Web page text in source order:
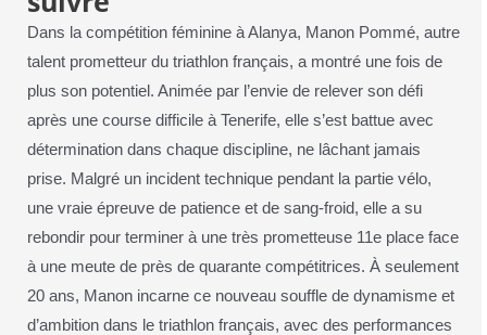
Dans la compétition féminine à Alanya, Manon Pommé, autre
talent prometteur du triathlon français, a montré une fois de
plus son potentiel. Animée par l’envie de relever son défi
après une course difficile à Tenerife, elle s’est battue avec
détermination dans chaque discipline, ne lâchant jamais
prise. Malgré un incident technique pendant la partie vélo,
une vraie épreuve de patience et de sang-froid, elle a su
rebondir pour terminer à une très prometteuse 11e place face
à une meute de près de quarante compétitrices. À seulement
20 ans, Manon incarne ce nouveau souffle de dynamisme et
d’ambition dans le triathlon français, avec des performances